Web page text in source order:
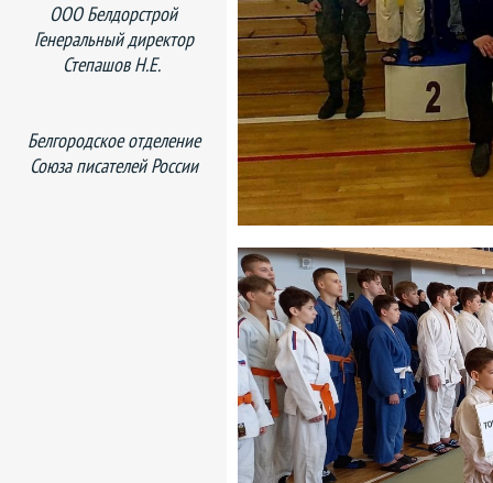
ООО Белдорстрой
Генеральный директор
Степашов Н.Е.
Белгородское отделение
Союза писателей России